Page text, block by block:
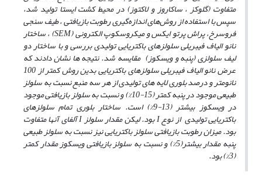
متفاوت (گلوکز ، ساکاروز و لاکتوز) در محیط کشت ایستا تولید شد،
سپس با استفاده از روش‌های اندازه‌گیری رطوبت بازیافتی ، طیف سنجی
فروسرخ، پراش پرتو ایکس و میکروسکوپ الکترونی(SEM) ، ساختار
نانو الیاف فیبریلی سلولزهای باکتریایی تولیدی بررسی و با ساختار دو
لیف سلولزی (پنبه و ویسکوز) مقایسه شد. نتیجه‌ ها نشان دادند که
عرض نانو الیاف فیبریلی سلولزهای باکتریایی بدین روش کمتر از 100
نانومتر و درصد بلوری لایه‌ های تولیدی از هر سه منبع نسبت به سلولز
طبیعی موجود در پنبه کمتر (15-10%) و نسبت به سلولز بازیافتی موجود
در ویسکوز بیشتر (13-9%) است. ساختار بلوری تمام سلولزهای
باکتریایی تولیدی از نوعIبود. لیکن مقدار سلولزIآلفای آنها متفاوت
بود. میزان رطوبت بازیافتی سلولز باکتریایی نیز نسبت به سلولز طبیعی
پنبه مقدار بیشتر(5%) و نسبت به سلولز بازیافتی ویسکوز مقدار کمتر
(3%) بود.